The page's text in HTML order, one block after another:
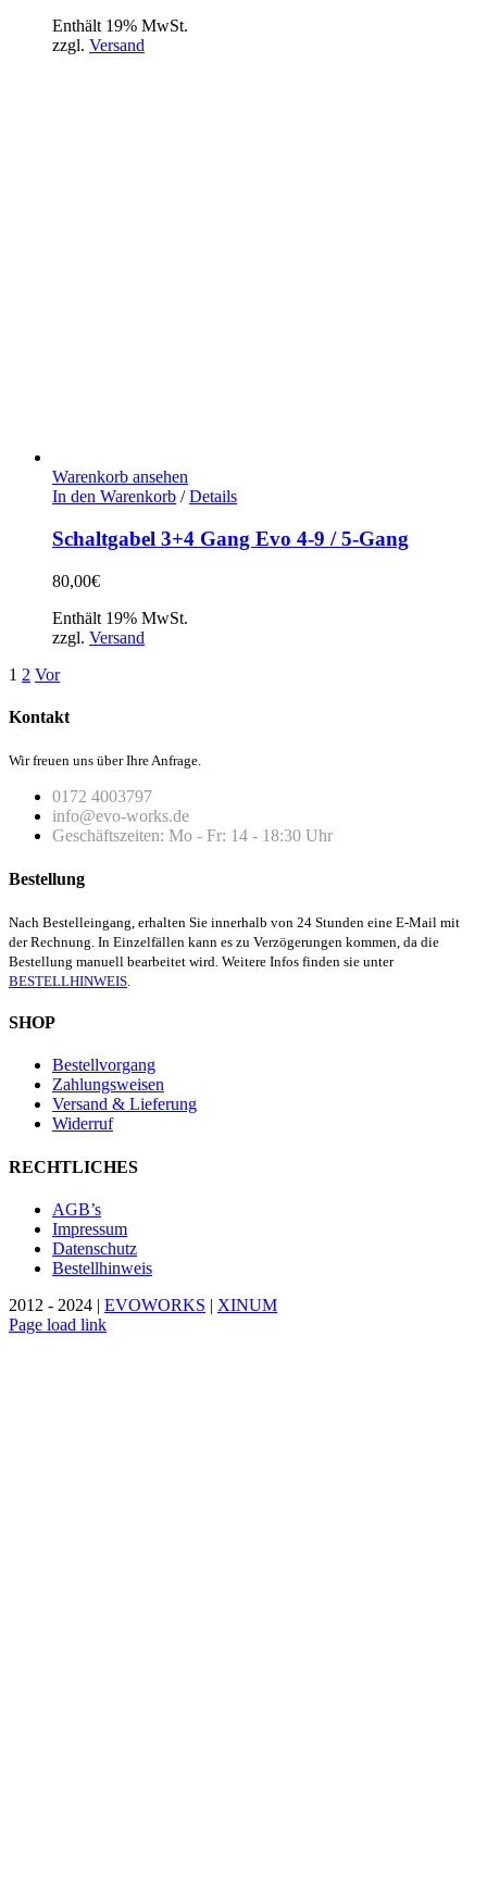
Enthält 19% MwSt.
zzgl. Versand
Warenkorb ansehen
In den Warenkorb / Details
Schaltgabel 3+4 Gang Evo 4-9 / 5-Gang
80,00€
Enthält 19% MwSt.
zzgl. Versand
1 2 Vor
Kontakt
Wir freuen uns über Ihre Anfrage.
0172 4003797
info@evo-works.de
Geschäftszeiten: Mo - Fr: 14 - 18:30 Uhr
Bestellung
Nach Bestelleingang, erhalten Sie innerhalb von 24 Stunden eine E-Mail mit
der Rechnung. In Einzelfällen kann es zu Verzögerungen kommen, da die
Bestellung manuell bearbeitet wird. Weitere Infos finden sie unter
BESTELLHINWEIS
SHOP
Bestellvorgang
Zahlungsweisen
Versand & Lieferung
Widerruf
RECHTLICHES
AGB’s
Impressum
Datenschutz
Bestellhinweis
2012 - 2024 | EVOWORKS | XINUM
Page load link